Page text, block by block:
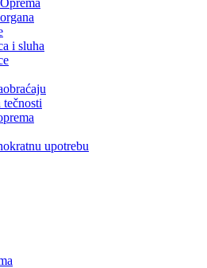
i sluha
upotrebu